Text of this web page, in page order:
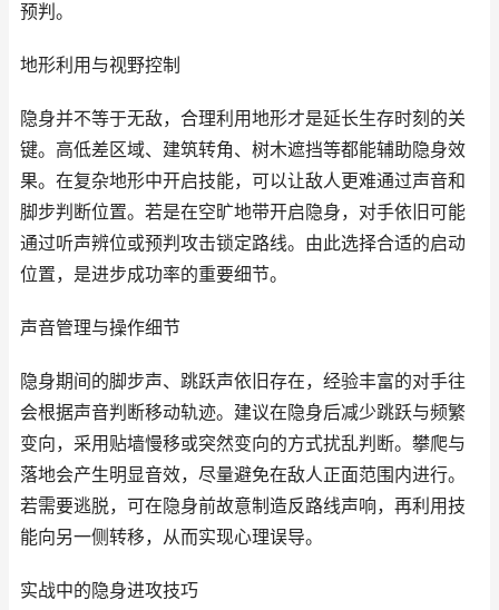
预判。
地形利用与视野控制
隐身并不等于无敌，合理利用地形才是延长生存时刻的关
键。高低差区域、建筑转角、树木遮挡等都能辅助隐身效
果。在复杂地形中开启技能，可以让敌人更难通过声音和
脚步判断位置。若是在空旷地带开启隐身，对手依旧可能
通过听声辨位或预判攻击锁定路线。由此选择合适的启动
位置，是进步成功率的重要细节。
声音管理与操作细节
隐身期间的脚步声、跳跃声依旧存在，经验丰富的对手往
会根据声音判断移动轨迹。建议在隐身后减少跳跃与频繁
变向，采用贴墙慢移或突然变向的方式扰乱判断。攀爬与
落地会产生明显音效，尽量避免在敌人正面范围内进行。
若需要逃脱，可在隐身前故意制造反路线声响，再利用技
能向另一侧转移，从而实现心理误导。
实战中的隐身进攻技巧